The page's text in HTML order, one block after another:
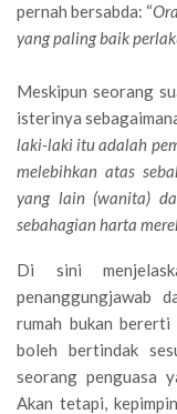
pernah bersabda: “
yang paling baik
Meskipun seorang
isterinya
laki-laki itu adalah
melebihkan atas
yang lain (wanita)
sebahagian harta
Di sini
penanggungjawab
rumah bukan
boleh bertindak
seorang penguasa
Akan tetapi,